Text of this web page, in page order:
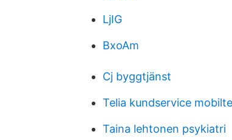
LjIG
BxoAm
Cj byggtjänst
Telia kundservice
Taina lehtonen psykiatri